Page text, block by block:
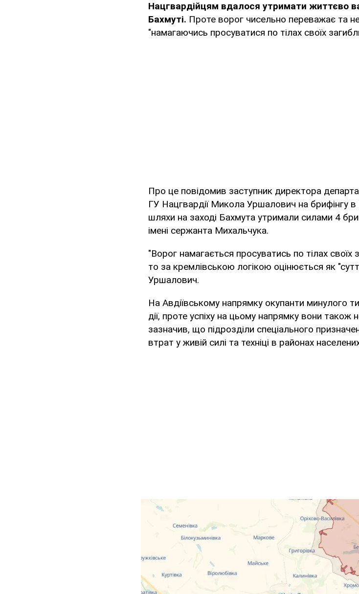
Нацгвардійцям вдалося утримати життєво
Бахмуті. Проте ворог чисельно переважає та
"намагаючись просуватися по тілах своїх
Про це повідомив заступник директора
ГУ Нацгвардії Микола Уршалович на брифінгу в
шляхи на заході Бахмута утримали силами 4
імені сержанта Михальчука.
"Ворог намагається просуватись по тілах
то за кремлівською логікою оцінюється як
Уршалович.
На Авдіївському напрямку окупанти минулого
дії, проте успіху на цьому напрямку вони
зазначив, що підрозділи спеціального
втрат у живій силі та техніці в районах